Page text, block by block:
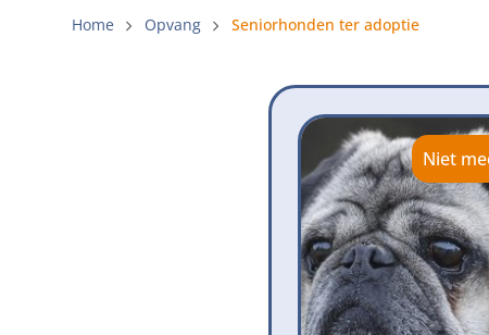
Home Opvang Seniorhonden ter adoptie
Niet